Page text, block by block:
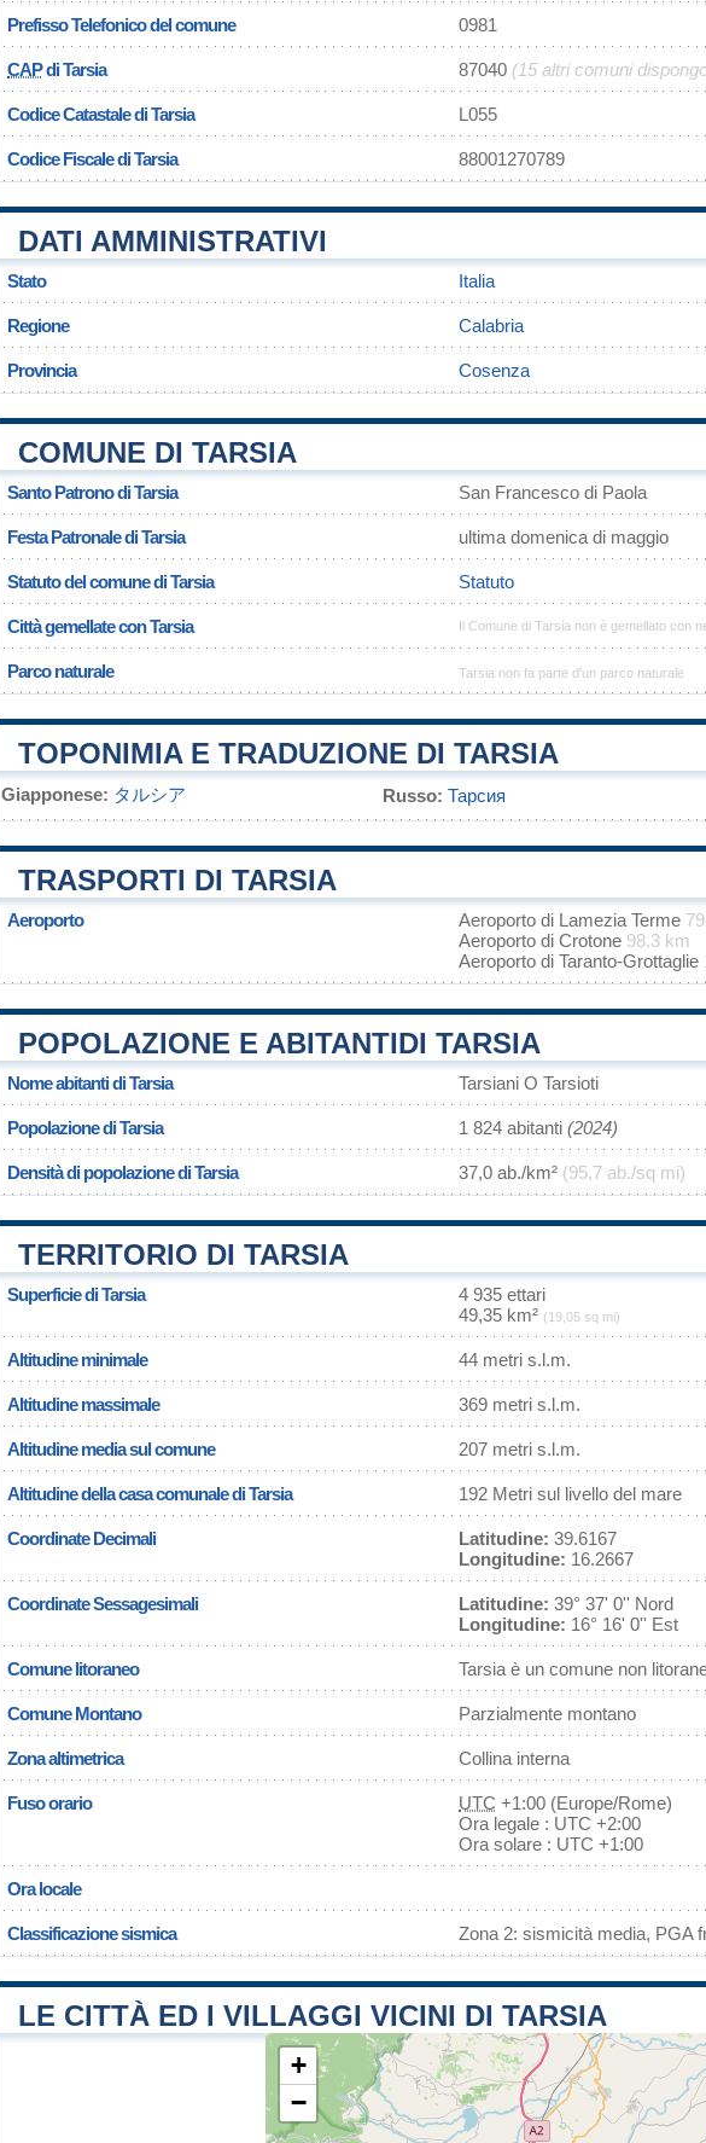
Prefisso Telefonico del comune 0981
CAPdi Tarsia 87040 (15 altri comuni
Codice Catastale di Tarsia L055
Codice Fiscale di Tarsia 88001270789
DATI AMMINISTRATIVI
Stato Italia
Regione Calabria
Provincia Cosenza
COMUNE DI TARSIA
Santo Patrono di Tarsia San Francesco di Paola
Festa Patronale di Tarsia ultima domenica di maggio
Statuto del comune di Tarsia Statuto
Città gemellate con Tarsia Il Comune di Tarsia non è gemellato con
Parco naturale Tarsia non fa parte d'un parco naturale
TOPONIMIA E TRADUZIONE DI TARSIA
Giapponese: タルシア Russo: Тарсия
TRASPORTI DI TARSIA
Aeroporto Aeroporto di Lamezia Terme
Aeroporto di Crotone 98.3 km
Aeroporto di Taranto-Grottaglie
POPOLAZIONE E ABITANTIDI TARSIA
Nome abitanti di Tarsia Tarsiani O Tarsioti
Popolazione di Tarsia 1 824 abitanti (2024)
Densità di popolazione di Tarsia 37,0 ab./km² (95,7 ab./sq mi)
TERRITORIO DI TARSIA
Superficie di Tarsia
4 935 ettari
49,35 km² (19,05 sq mi)
Altitudine minimale 44 metri s.l.m.
Altitudine massimale 369 metri s.l.m.
Altitudine media sul comune 207 metri s.l.m.
Altitudine della casa comunale di Tarsia 192 Metri sul livello del mare
Coordinate Decimali Latitudine: 39.6167
Longitudine: 16.2667
Coordinate Sessagesimali Latitudine: 39° 37' 0'' Nord
Longitudine: 16° 16' 0'' Est
Comune litoraneo Tarsia è un comune non
Comune Montano Parzialmente montano
Zona altimetrica Collina interna
Fuso orario UTC +1:00 (Europe/Rome)
Ora legale : UTC +2:00
Ora solare : UTC +1:00
Ora locale
Classificazione sismica Zona 2: sismicità media, PGA
LE CITTÀ ED I VILLAGGI VICINI DI TARSIA
+
−